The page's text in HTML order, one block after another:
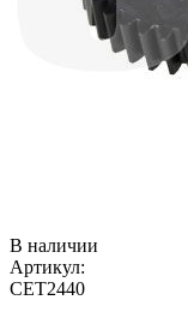
В наличии
Артикул:
CET2440